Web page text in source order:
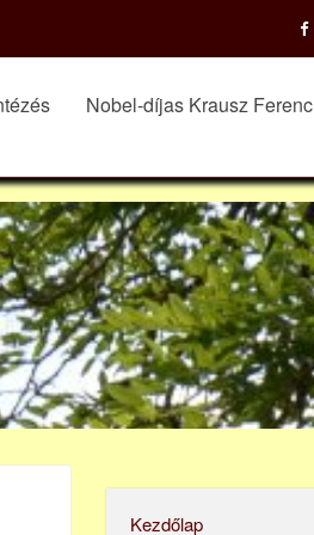
Nobel-díjas Krausz Ferenc
Kezdőlap